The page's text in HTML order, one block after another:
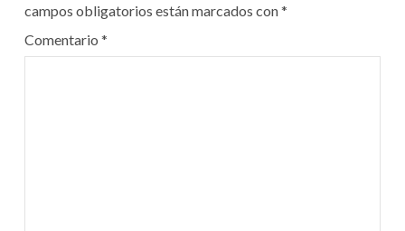
campos obligatorios están marcados con*
Comentario *